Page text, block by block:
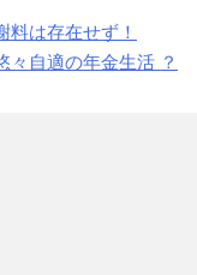
料は存在せず！
々自適の年金生活 ？